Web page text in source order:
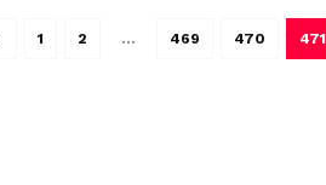
1 2 … 469 470 471